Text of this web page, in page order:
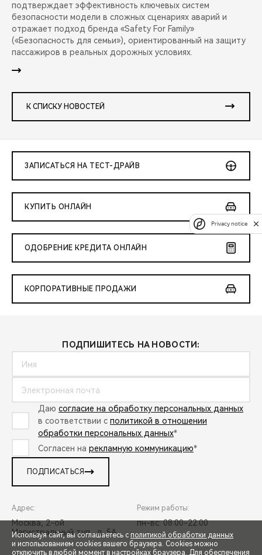
подтверждает эффективность ключевых систем
безопасности модели в сложных сценариях аварий и
отражает подход бренда «Safety For Family»
(«Безопасность для семьи»), ориентированный на защиту
пассажиров в реальных дорожных условиях.
К СПИСКУ НОВОСТЕЙ
ЗАПИСАТЬСЯ НА ТЕСТ-ДРАЙВ
КУПИТЬ ОНЛАЙН
ОДОБРЕНИЕ КРЕДИТА ОНЛАЙН
КОРПОРАТИВНЫЕ ПРОДАЖИ
ПОДПИШИТЕСЬ НА НОВОСТИ:
Даю согласие на обработку персональных данных
в соответствии с политикой в отношении
обработки персональных данных*
Согласен на рекламную коммуникацию*
ПОДПИСАТЬСЯ
Адрес:
Москва, 2-ой
Магистральный туп., д. 5А
Режим работы:
пн-вс: 08:00-22:00
Используя сайт, вы соглашаетесь с политикой обработки данных
и использованием cookies вашего браузера. Cookies можно
отключить в любой момент в настройках браузера. Для обеспечения
Privacy notice